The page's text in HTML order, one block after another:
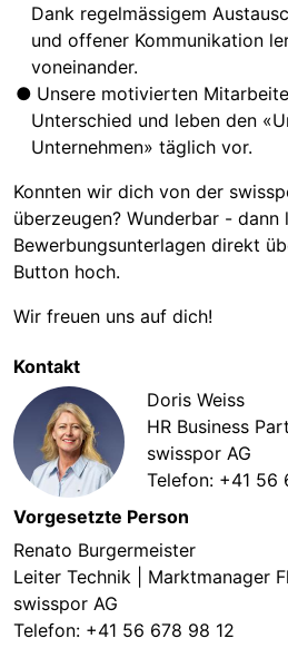
Dank regelmässigem
und offener Kommunikation
voneinander.
Unsere motivierten
Unterschied und leben den
Unternehmen» täglich vor.
Konnten wir dich von der
überzeugen? Wunderbar - dann
Bewerbungsunterlagen direkt
Button hoch.
Wir freuen uns auf dich!
Kontakt
Doris Weiss
HR Business
swisspor AG
Telefon: +41 56
Vorgesetzte Person
Renato Burgermeister
Leiter Technik | Marktmanager
swisspor AG
Telefon: +41 56 678 98 12